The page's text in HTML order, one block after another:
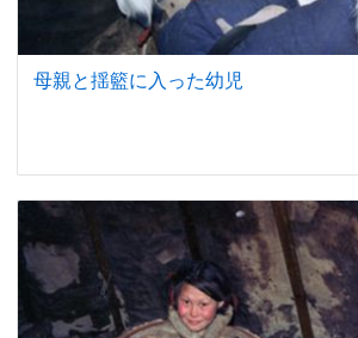
母親と揺籃に入った幼児